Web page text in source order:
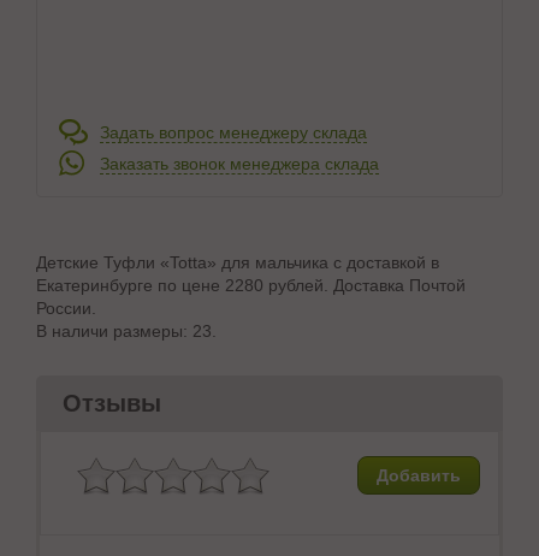
Задать вопрос менеджеру склада
Заказать звонок менеджера склада
Детские Туфли «Totta» для мальчика с доставкой в
Екатеринбурге по цене 2280 рублей. Доставка Почтой
России.
В наличи размеры: 23.
Отзывы
Добавить